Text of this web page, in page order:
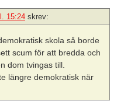
15:24 skrev:
skola så borde
scum för att bredda och
dom tvingas till.
längre demokratisk när